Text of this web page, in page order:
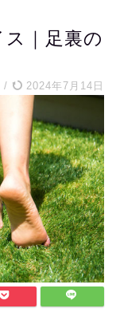
｜足裏の
/ 2024年7月14日